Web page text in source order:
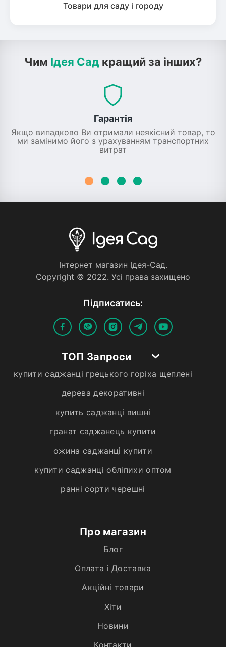
Товари для саду і городу
Чим Ідея Сад кращий за інших?
Гарантія
Якщо випадково Ви отримали неякісний товар, то
ми замінимо його з урахуванням транспортних
витрат
Iнтернет магазин Iдея-Сад.
Copyright © 2022. Усi права захищено
Пiдписатись:
ТОП Запроси
купити саджанці грецького горіха щеплені
дерева декоративні
купить саджанці вишні
гранат саджанець купити
ожина саджанці купити
купити саджанці обліпихи оптом
ранні сорти черешні
Про магазин
Блог
Оплата і Доставка
Акційні товари
Хiти
Новини